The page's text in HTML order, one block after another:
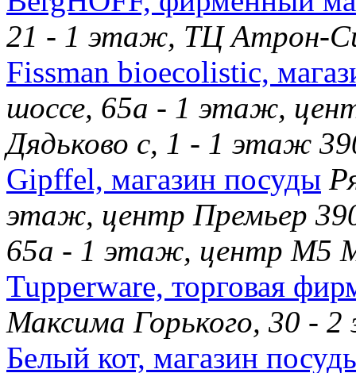
21 - 1 этаж, ТЦ Атрон-
Fissman bioecolistic,
шоссе, 65а - 1 этаж,
Дядьково с, 1 - 1 этаж
Gipffel, магазин посуды
этаж, центр Премьер
65а - 1 этаж, центр М5
Tupperware, торговая
Максима Горького, 30 -
Белый кот, магазин